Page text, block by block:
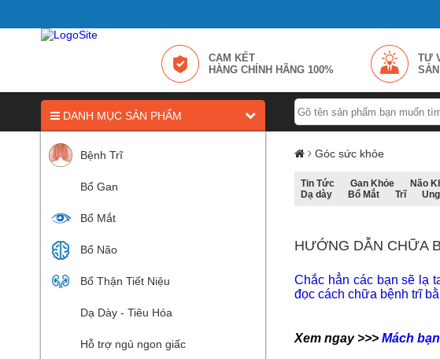
CAM KẾT
HÀNG CHÍNH HÃNG 100%
TƯ
DANH MỤC SẢN PHẨM
Bệnh Trĩ
Bổ Gan
Bổ Mắt
Bổ Não
Bổ Thận Tiết Niệu
Dạ Dày - Tiêu Hóa
Hỗ trợ ngủ ngon giấc
Góc sức khỏe
Tin Tức Gan Khỏe Não
Dạ dày
Bổ Mắt Trĩ
HƯỚNG DẪN CHỮA
Chắc hẳn các bạn sẽ lạ
đọc cách chữa bệnh trĩ
Xem ngay >>>Mách